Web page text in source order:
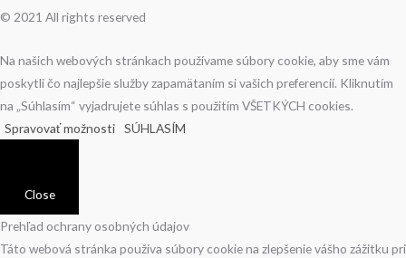
© 2021 All rights reserved
Na našich webových stránkach používame súbory cookie, aby sme vám
poskytli čo najlepšie služby zapamätaním si vašich preferencií. Kliknutím
na „Súhlasím“ vyjadrujete súhlas s použitím VŠETKÝCH cookies.
Spravovať možnosti SÚHLASÍM
Close
Prehľad ochrany osobných údajov
Táto webová stránka používa súbory cookie na zlepšenie vášho zážitku pri